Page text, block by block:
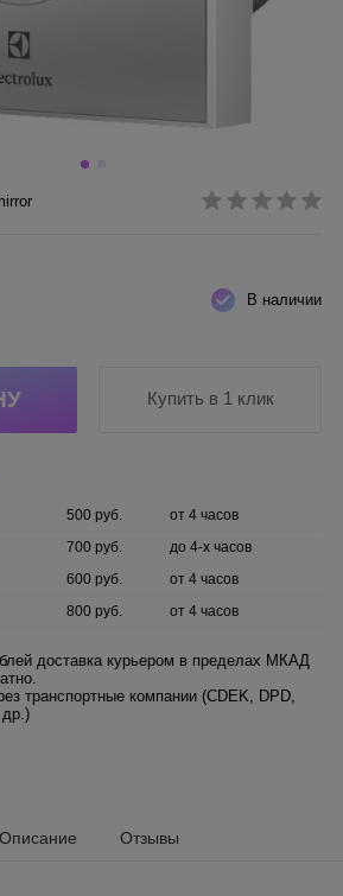
В наличии
Купить в 1 клик
500 руб.
от 4 часов
700 руб.
до 4-х часов
600 руб.
от 4 часов
800 руб. от 4 часов
доставка курьером в пределах МКАД
транспортные компании (CDEK, DPD,
Описание Отзывы